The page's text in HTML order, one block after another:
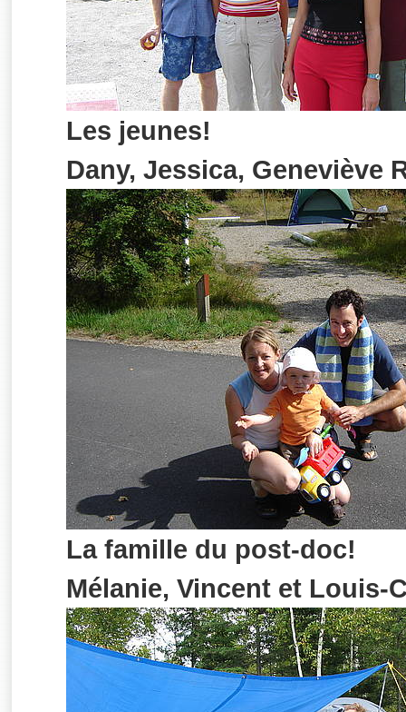
Les jeunes!
Dany, Jessica, Geneviève
La famille du post-doc!
Mélanie, Vincent et Louis-